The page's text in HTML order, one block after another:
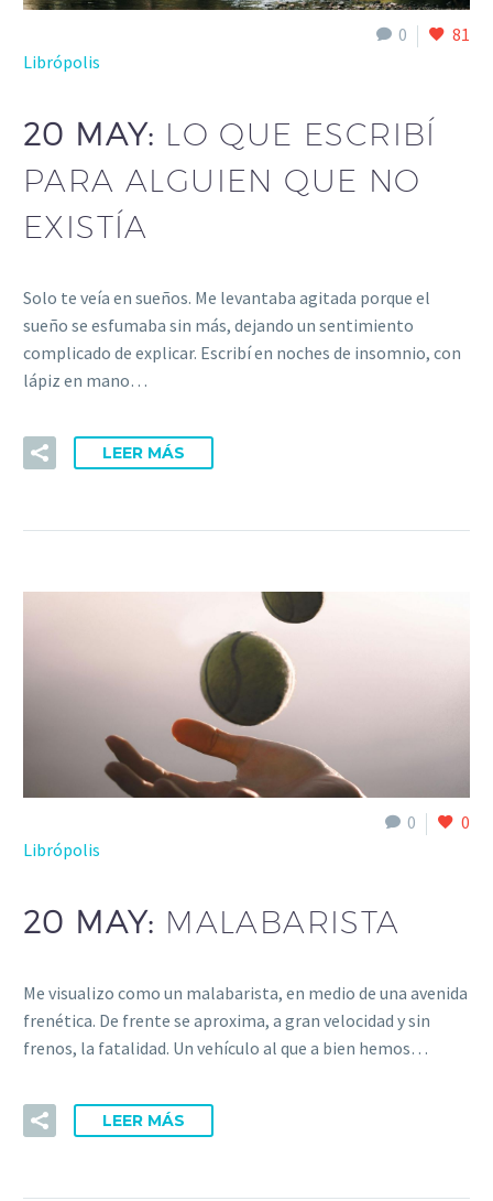
0
81
Librópolis
20 MAY: LO QUE ESCRIBÍ
PARA ALGUIEN QUE NO
EXISTÍA
Solo te veía en sueños. Me levantaba agitada porque el
sueño se esfumaba sin más, dejando un sentimiento
complicado de explicar. Escribí en noches de insomnio, con
lápiz en mano…
LEER MÁS
0
0
Librópolis
20 MAY: MALABARISTA
Me visualizo como un malabarista, en medio de una avenida
frenética. De frente se aproxima, a gran velocidad y sin
frenos, la fatalidad. Un vehículo al que a bien hemos…
LEER MÁS